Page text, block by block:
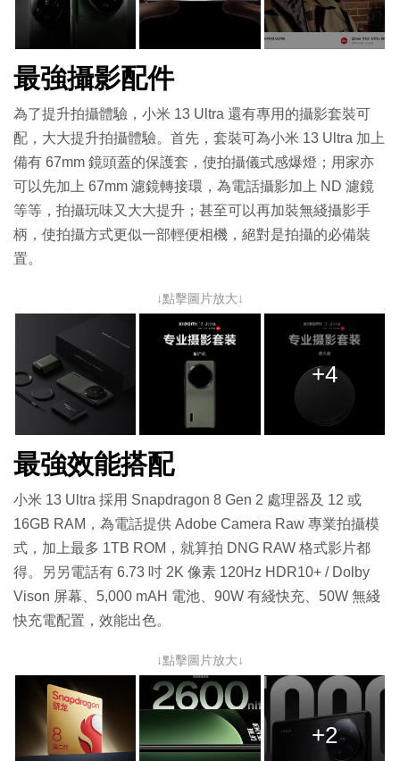
最強攝影配件
為了提升拍攝體驗，小米 13 Ultra 還有專用的攝影套裝可
配，大大提升拍攝體驗。首先，套裝可為小米 13 Ultra 加上
備有 67mm 鏡頭蓋的保護套，使拍攝儀式感爆燈；用家亦
可以先加上 67mm 濾鏡轉接環，為電話攝影加上 ND 濾鏡
等等，拍攝玩味又大大提升；甚至可以再加裝無綫攝影手
柄，使拍攝方式更似一部輕便相機，絕對是拍攝的必備裝
置。
↓點擊圖片放大↓
+4
最強效能搭配
小米 13 Ultra 採用 Snapdragon 8 Gen 2 處理器及 12 或
16GB RAM，為電話提供 Adobe Camera Raw 專業拍攝模
式，加上最多 1TB ROM，就算拍 DNG RAW 格式影片都
得。另另電話有 6.73 吋 2K 像素 120Hz HDR10+ / Dolby
Vison 屏幕、5,000 mAH 電池、90W 有綫快充、50W 無綫
快充電配置，效能出色。
↓點擊圖片放大↓
+2